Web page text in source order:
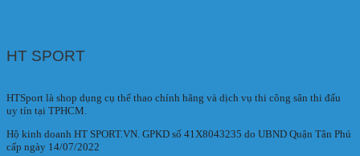
HT SPORT
HTSport là shop dụng cụ thể thao chính hãng và dịch vụ thi công sân thi đấu
uy tín tại TPHCM.
Hộ kinh doanh HT SPORT.VN. GPKD số 41X8043235 do UBND Quận Tân Phú
cấp ngày 14/07/2022